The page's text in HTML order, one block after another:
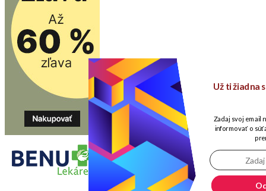
Už ti žiadna
Zadaj svoj email
informovať o